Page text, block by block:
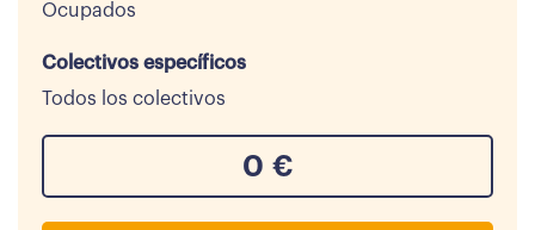
Ocupados
Colectivos específicos
Todos los colectivos
0 €